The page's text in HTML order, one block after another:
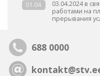
01.04
03.04.2024 в
работами на
прерывания
688 0000